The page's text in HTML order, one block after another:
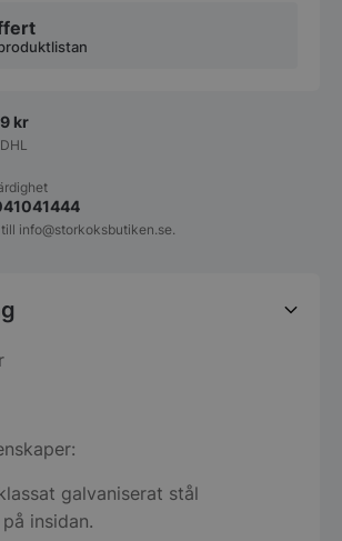
kr
info@storkoksbutiken.se.
galvaniserat stål
insidan.